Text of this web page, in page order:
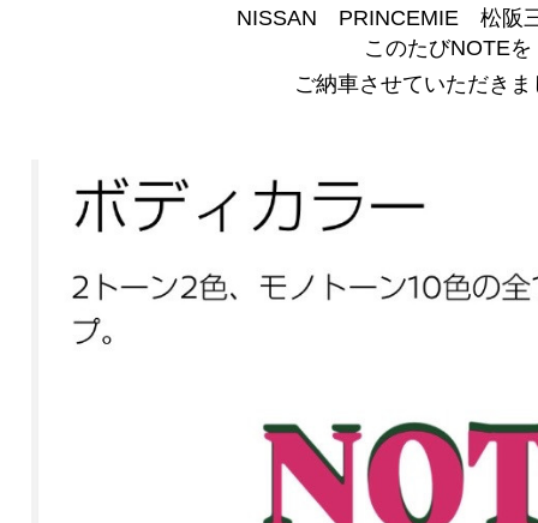
NISSAN PRINCEMIE 松阪
このたびNOTEを
ご納車させていただきま